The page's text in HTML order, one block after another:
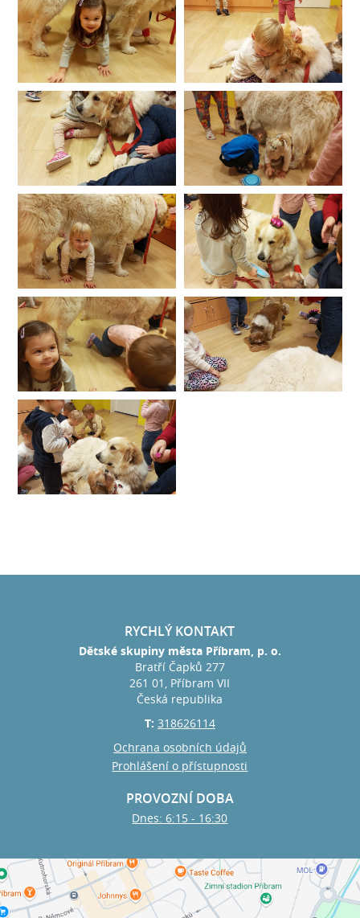
RYCHLÝ KONTAKT
Dětské skupiny města Příbram, p. o.
Bratří Čapků 277
261 01, Příbram VII
Česká republika
T: 318626114
Ochrana osobních údajů
Prohlášení o přístupnosti
PROVOZNÍ DOBA
Dnes: 6:15 - 16:30